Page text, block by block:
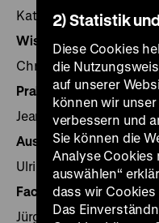
Katrin Bomhoff (ullstein
Wissenschaftliche
Christopher Jütte
Praktikant
Jean Philipp Molderings
Ausstellungsleitung
Ulrike Kretzschmar
Fachbeirat
Jürgen Danyel, Martin
2) Statistik
Diese Cookies
die
auf unserer
können wir
verbessern und
Sie können die
Analyse Cookies
auswählen“
dass wir Cookies
Das